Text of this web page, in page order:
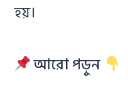
হয়।
আরো পড়ুন